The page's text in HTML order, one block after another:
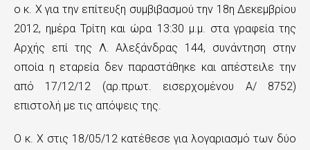
ο κ. Χ για την επίτευξη συμβιβασμού την 18η Δεκεμβρίου
2012, ημέρα Τρίτη και ώρα 13:30 μ.μ. στα γραφεία της
Αρχής επί της Λ. Αλεξάνδρας 144, συνάντηση στην
οποία η εταρεία δεν παραστάθηκε και απέστειλε την
από 17/12/12 (αρ.πρωτ. εισερχομένου Α/ 8752)
επιστολή με τις απόψεις της.
Ο κ. Χ στις 18/05/12 κατέθεσε για λογαριασμό των δύο